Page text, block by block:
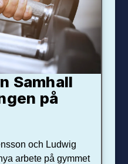
Samhall
på
och Ludwig
arbete på gymmet